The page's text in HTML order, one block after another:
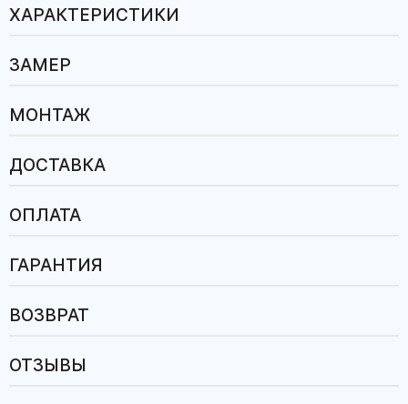
ХАРАКТЕРИСТИКИ
ЗАМЕР
МОНТАЖ
ДОСТАВКА
ОПЛАТА
ГАРАНТИЯ
ВОЗВРАТ
ОТЗЫВЫ